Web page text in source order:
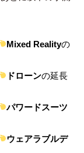
Mixed Realityの
ドローンの延長
パワードスーツ
ウェアラブルデ